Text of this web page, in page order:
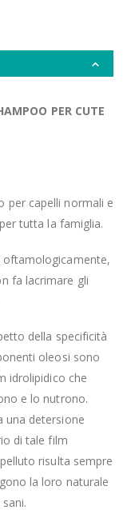
PER CUTE
per capelli normali e
tutta la famiglia.
oftamologicamente,
fa lacrimare gli
della specificità
oleosi sono
idrolipidico che
e lo nutrono.
una detersione
di tale film
risulta sempre
la loro naturale